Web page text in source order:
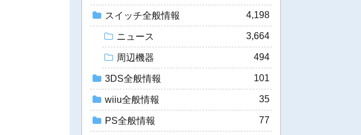
スイッチ全般情報 4,198
ニュース 3,664
周辺機器 494
3DS全般情報 101
wiiu全般情報 35
PS全般情報 77